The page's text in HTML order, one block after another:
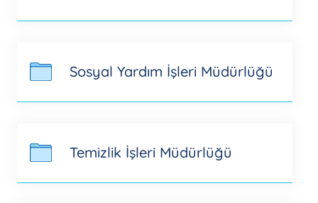
Sosyal Yardım İşleri Müdürlüğü
Temizlik İşleri Müdürlüğü